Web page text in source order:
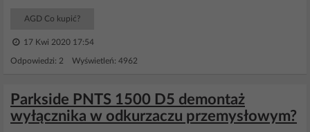
AGD Co kupić?
17 Kwi 2020 17:54
Odpowiedzi: 2 Wyświetleń: 4962
Parkside PNTS 1500 D5 demontaż
wyłącznika w odkurzaczu przemysłowym?